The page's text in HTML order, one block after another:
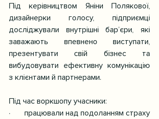
Під керівництвом Яніни Полякової,
дизайнерки голосу, підприємці
досліджували внутрішні бар’єри, які
заважають впевнено виступати,
презентувати свій бізнес та
вибудовувати ефективну комунікацію
з клієнтами й партнерами.
Під час воркшопу учасники:
·       працювали над подоланням страху